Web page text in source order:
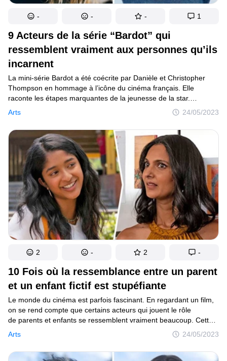
9 Acteurs de la série “Bardot” qui
ressemblent vraiment aux personnes qu’ils
incarnent
Arts 24/05/2023
La mini-série Bardot a été coécrite par Danièle et Christopher
Thompson en hommage à l’icône du cinéma français. Elle
raconte les étapes marquantes de la jeunesse de la star.
Le casting regroupe des acteurs bien connus ainsi que des
nouveaux talents. Cependant, même si la majorité du public
souhaitait voir Brigitte Bardot dans la série, cela ne s’est pas
produit. “Ma vie, je la connais par cœur, je l’ai vécue et écrite,
et je n’ai pas besoin de la revivre”, raconte la célébrité.
- - - 1
10 Fois où la ressemblance entre un parent
et un enfant fictif est stupéfiante
Arts 24/05/2023
Le monde du cinéma est parfois fascinant. En regardant un film,
on se rend compte que certains acteurs qui jouent le rôle
de parents et enfants se ressemblent vraiment beaucoup. Cette
ressemblance frappante entre les co-stars donne une touche
2 - 2 -